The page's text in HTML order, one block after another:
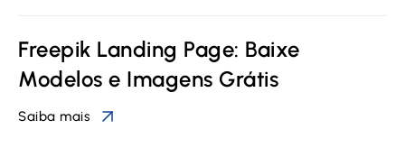
Freepik Landing Page: Baixe
Modelos e Imagens Grátis
Saiba mais